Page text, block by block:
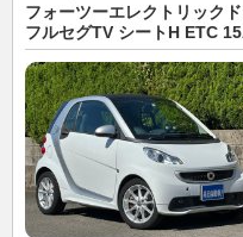
フォーツーエレクトリック
フルセグTV シートH ETC